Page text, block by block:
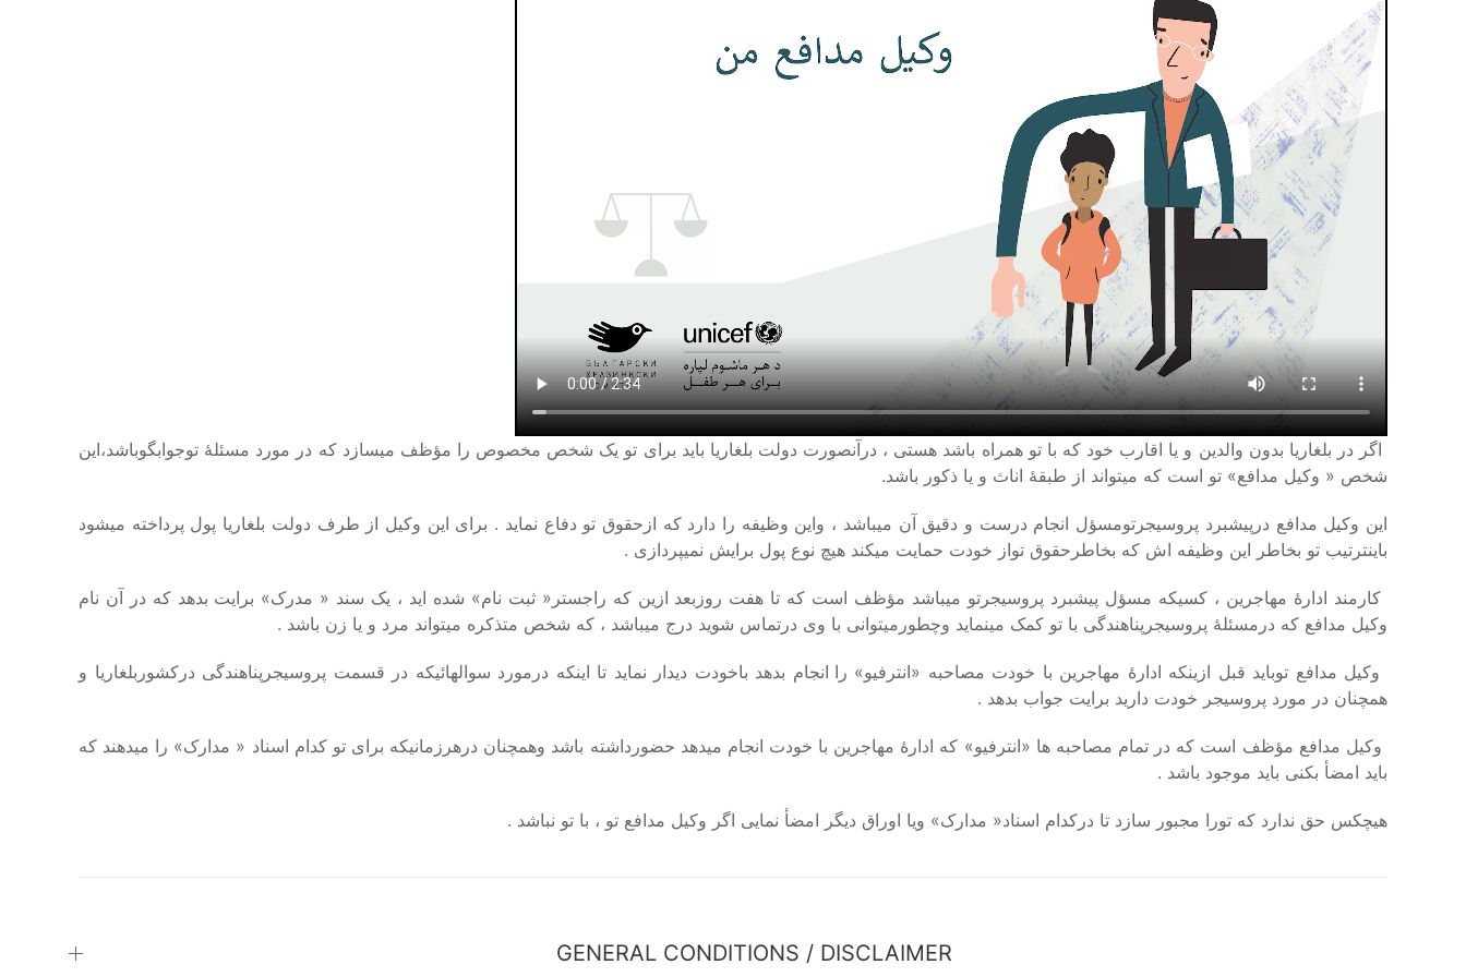
اگر در بلغاریا بدون والدین و یا اقارب خود که با تو همراه باشد هستی ، درآنصورت دولت بلغاریا باید برای تو یک شخص مخصوص را مؤظف میسازد که در مورد مسئلهٔ توجوابگوباشد،این
شخص « وکیل مدافع» تو است که میتواند از طبقهٔ اناث و یا ذکور باشد.
این وکیل مدافع درپیشبرد پروسیجرتومسؤل انجام درست و دقیق آن میباشد ، واین وظیفه را دارد که ازحقوق تو دفاع نماید . برای این وکیل از طرف دولت بلغاریا پول پرداخته میشود
باینترتیب تو بخاطر این وظیفه اش که بخاطرحقوق تواز خودت حمایت میکند هیچ نوع پول برایش نمیپردازی .
کارمند ادارهٔ مهاجرین ، کسیکه مسؤل پیشبرد پروسیجرتو میباشد مؤظف است که تا هفت روزبعد ازین که راجستر «ثبت نام» شده اید ، یک سند « مدرک» برایت بدهد که در آن نام
وکیل مدافع که درمسئلهٔ پروسیجرپناهندگی با تو کمک مینماید وچطورمیتوانی با وی درتماس شوید درج میباشد ، که شخص متذکره میتواند مرد و یا زن باشد .
وکیل مدافع توباید قبل ازینکه ادارهٔ مهاجرین با خودت مصاحبه «انترفیو» را انجام بدهد باخودت دیدار نماید تا اینکه درمورد سوالهائیکه در قسمت پروسیجرپناهندگی درکشوربلغاریا و
همچنان در مورد پروسیجر خودت دارید برایت جواب بدهد .
وکیل مدافع مؤظف است که در تمام مصاحبه ها «انترفیو» که ادارهٔ مهاجرین با خودت انجام میدهد حضورداشته باشد وهمچنان درهرزمانیکه برای تو کدام اسناد « مدارک» را میدهند که
باید امضأ بکنی باید موجود باشد .
هیچکس حق ندارد که تورا مجبور سازد تا درکدام اسناد« مدارک» ویا اوراق دیگر امضأ نمایی اگر وکیل مدافع تو ، با تو نباشد .
GENERAL CONDITIONS / DISCLAIMER